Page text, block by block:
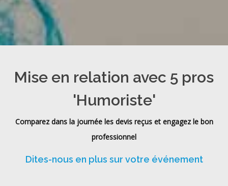
Mise en relation avec 5 pros
'Humoriste'
Comparez dans la journée les devis reçus et engagez le bon
professionnel
Dites-nous en plus sur votre événement